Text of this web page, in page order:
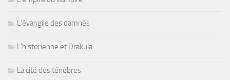
L'évangile des damnés
L'historienne et Drakula
La cité des ténèbres